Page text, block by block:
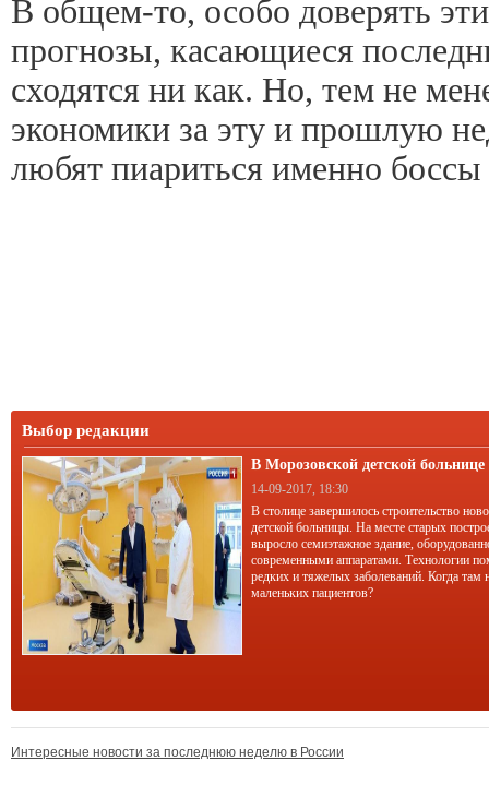
В общем-то, особо доверять
прогнозы, касающиеся
сходятся ни как. Но, тем не
экономики за эту и прошлую
любят пиариться именно боссы
Выбор редакции
В Морозовской детской
корпус
14-09-2017, 18:30
В столице завершилось строительство
детской больницы. На месте старых
выросло семиэтажное здание,
современными аппаратами. Технологии
редких и тяжелых заболеваний. Когда там
маленьких пациентов?
Интересные новости за последнюю неделю в России